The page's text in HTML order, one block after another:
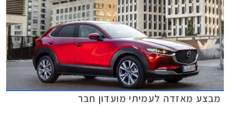
מבצע מאזדה לעמיתי מועדון חבר